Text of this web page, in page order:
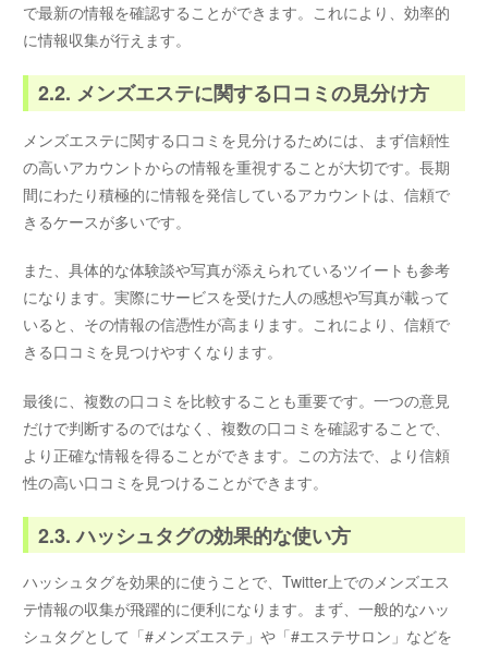
で最新の情報を確認することができます。これにより、効率的
に情報収集が行えます。
2.2. メンズエステに関する口コミの見分け方
メンズエステに関する口コミを見分けるためには、まず信頼性
の高いアカウントからの情報を重視することが大切です。長期
間にわたり積極的に情報を発信しているアカウントは、信頼で
きるケースが多いです。
また、具体的な体験談や写真が添えられているツイートも参考
になります。実際にサービスを受けた人の感想や写真が載って
いると、その情報の信憑性が高まります。これにより、信頼で
きる口コミを見つけやすくなります。
最後に、複数の口コミを比較することも重要です。一つの意見
だけで判断するのではなく、複数の口コミを確認することで、
より正確な情報を得ることができます。この方法で、より信頼
性の高い口コミを見つけることができます。
2.3. ハッシュタグの効果的な使い方
ハッシュタグを効果的に使うことで、Twitter上でのメンズエス
テ情報の収集が飛躍的に便利になります。まず、一般的なハッ
シュタグとして「#メンズエステ」や「#エステサロン」などを